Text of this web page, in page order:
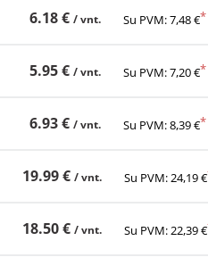
6.18 € / vnt. Su PVM: 7,48 €
5.95 € / vnt. Su PVM: 7,20 €
6.93 € / vnt. Su PVM: 8,39 €
19.99 € / vnt. Su PVM: 24,19 €
18.50 € / vnt. Su PVM: 22,39 €